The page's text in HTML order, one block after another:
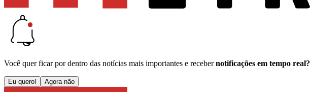
Você quer ficar por dentro das notícias mais importantes e receber notificações em tempo real?
Eu quero! Agora não